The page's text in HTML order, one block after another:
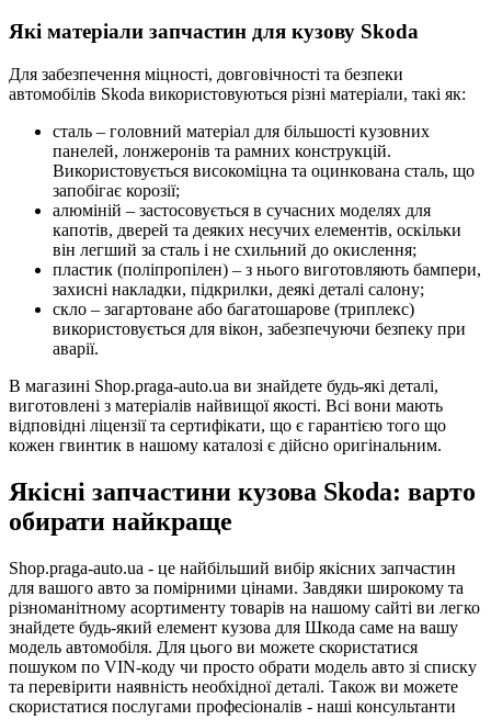
Які матеріали запчастин для кузову Skoda
Для забезпечення міцності, довговічності та безпеки
автомобілів Skoda використовуються різні матеріали, такі як:
сталь – головний матеріал для більшості кузовних
панелей, лонжеронів та рамних конструкцій.
Використовується високоміцна та оцинкована сталь, що
запобігає корозії;
алюміній – застосовується в сучасних моделях для
капотів, дверей та деяких несучих елементів, оскільки
він легший за сталь і не схильний до окислення;
пластик (поліпропілен) – з нього виготовляють бампери,
захисні накладки, підкрилки, деякі деталі салону;
скло – загартоване або багатошарове (триплекс)
використовується для вікон, забезпечуючи безпеку при
аварії.
В магазині Shop.praga-auto.ua ви знайдете будь-які деталі,
виготовлені з матеріалів найвищої якості. Всі вони мають
відповідні ліцензії та сертифікати, що є гарантією того що
кожен гвинтик в нашому каталозі є дійсно оригінальним.
Якісні запчастини кузова Skoda: варто
обирати найкраще
Shop.praga-auto.ua - це найбільший вибір якісних запчастин
для вашого авто за помірними цінами. Завдяки широкому та
різноманітному асортименту товарів на нашому сайті ви легко
знайдете будь-який елемент кузова для Шкода саме на вашу
модель автомобіля. Для цього ви можете скористатися
пошуком по VIN-коду чи просто обрати модель авто зі списку
та перевірити наявність необхідної деталі. Також ви можете
скористатися послугами професіоналів - наші консультанти